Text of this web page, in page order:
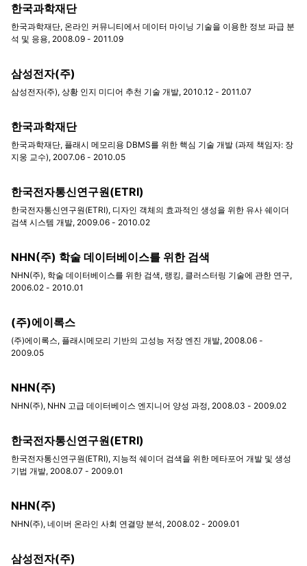
한국과학재단
한국과학재단, 온라인 커뮤니티에서 데이터 마이닝 기술을 이용한 정보 파급 분
석 및 응용, 2008.09 - 2011.09
삼성전자(주)
삼성전자(주), 상황 인지 미디어 추천 기술 개발, 2010.12 - 2011.07
한국과학재단
한국과학재단, 플래시 메모리용 DBMS를 위한 핵심 기술 개발 (과제 책임자: 장
지웅 교수), 2007.06 - 2010.05
한국전자통신연구원(ETRI)
한국전자통신연구원(ETRI), 디자인 객체의 효과적인 생성을 위한 유사 쉐이더
검색 시스템 개발, 2009.06 - 2010.02
NHN(주) 학술 데이터베이스를 위한 검색
NHN(주), 학술 데이터베이스를 위한 검색, 랭킹, 클러스터링 기술에 관한 연구,
2006.02 - 2010.01
(주)에이록스
(주)에이록스, 플래시메모리 기반의 고성능 저장 엔진 개발, 2008.06 -
2009.05
NHN(주)
NHN(주), NHN 고급 데이터베이스 엔지니어 양성 과정, 2008.03 - 2009.02
한국전자통신연구원(ETRI)
한국전자통신연구원(ETRI), 지능적 쉐이더 검색을 위한 메타포어 개발 및 생성
기법 개발, 2008.07 - 2009.01
NHN(주)
NHN(주), 네이버 온라인 사회 연결망 분석, 2008.02 - 2009.01
삼성전자(주)